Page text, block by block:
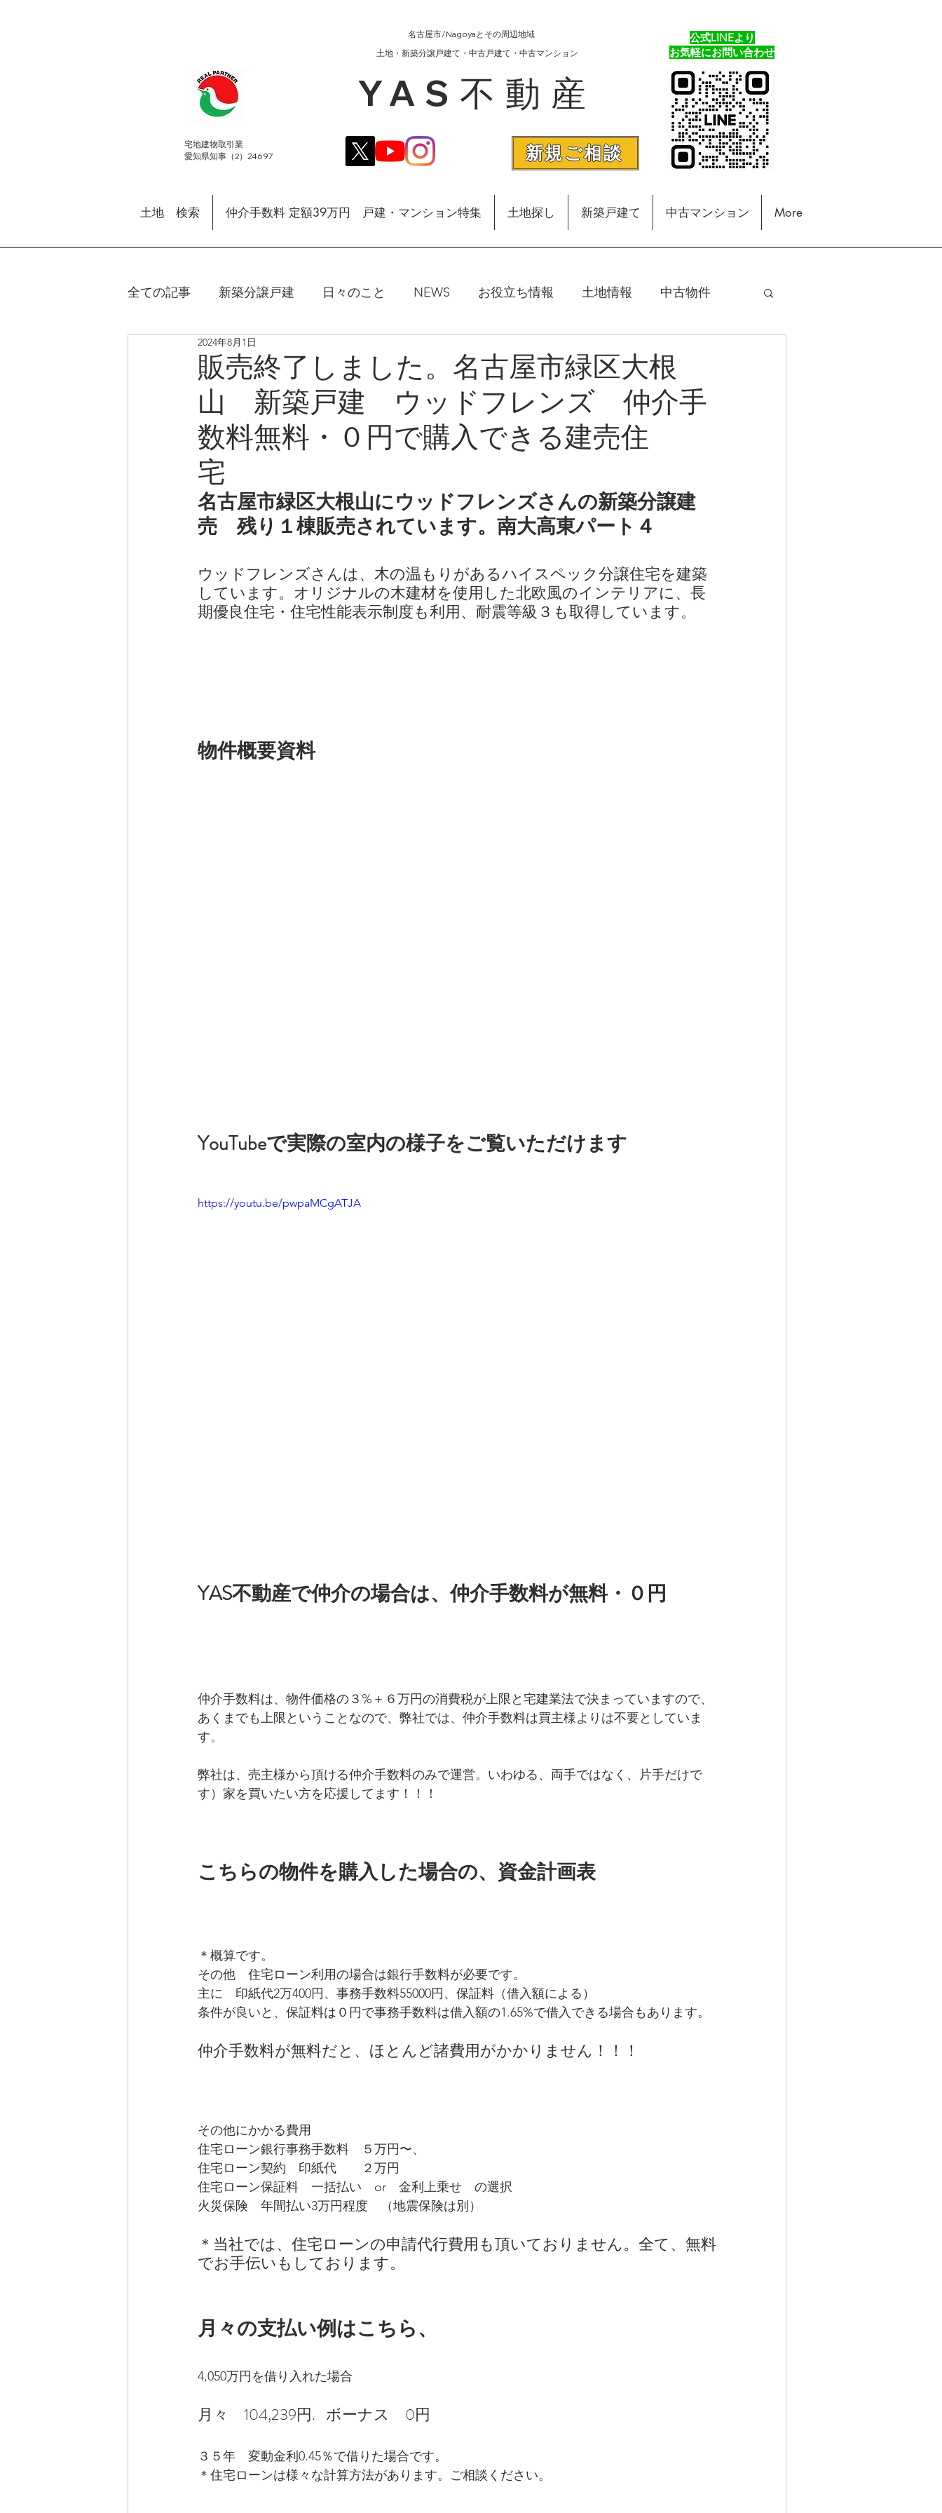
​宅地建物取引業
愛知県知事（2）24697
名古屋市/Nagoyaとその周辺地域
​土地・新築分譲戸建て・中古戸建て・中古マンション
公式LINEより
​お気軽にお問い合わせ
YAS不動産
新規ご相談
土地 検索 仲介手数料 定額39万円 戸建・マンション特集 土地探し 新築戸建て 中古マンション More
全ての記事 新築分譲戸建 日々のこと NEWS お役立ち情報 土地情報 中古物件
リノベ中古戸建・マンション
販売終了しました。名古屋市緑区大根
山 新築戸建 ウッドフレンズ 仲介手
数料無料・０円で購入できる建売住
宅
2024年8月1日
名古屋市緑区大根山にウッドフレンズさんの新築分譲建
売　残り１棟販売されています。南大高東パート４
ウッドフレンズさんは、木の温もりがあるハイスペック分譲住宅を建築
しています。オリジナルの木建材を使用した北欧風のインテリアに、長
期優良住宅・住宅性能表示制度も利用、耐震等級３も取得しています。
物件概要資料
YouTubeで実際の室内の様子をご覧いただけます
https://youtu.be/pwpaMCgATJA
YAS不動産で仲介の場合は、仲介手数料が無料・０円
仲介手数料は、物件価格の３%＋６万円の消費税が上限と宅建業法で決まっていますので、
あくまでも上限ということなので、弊社では、仲介手数料は買主様よりは不要としていま
す。
弊社は、売主様から頂ける仲介手数料のみで運営。いわゆる、両手ではなく、片手だけで
す）家を買いたい方を応援してます！！！
こちらの物件を購入した場合の、資金計画表
＊概算です。
その他　住宅ローン利用の場合は銀行手数料が必要です。
主に　印紙代2万400円、事務手数料55000円、保証料（借入額による）
条件が良いと、保証料は０円で事務手数料は借入額の1.65%で借入できる場合もあります。
仲介手数料が無料だと、ほとんど諸費用がかかりません！！！
その他にかかる費用
住宅ローン銀行事務手数料　５万円〜、
住宅ローン契約　印紙代　　２万円
住宅ローン保証料　一括払い　or　金利上乗せ　の選択
火災保険　年間払い3万円程度　（地震保険は別）
＊当社では、住宅ローンの申請代行費用も頂いておりません。全て、無料
でお手伝いもしております。
月々の支払い例はこちら、
4,050万円を借り入れた場合
月々　104,239円.   ボーナス　0円
３５年　変動金利0.45％で借りた場合です。
＊住宅ローンは様々な計算方法があります。ご相談ください。